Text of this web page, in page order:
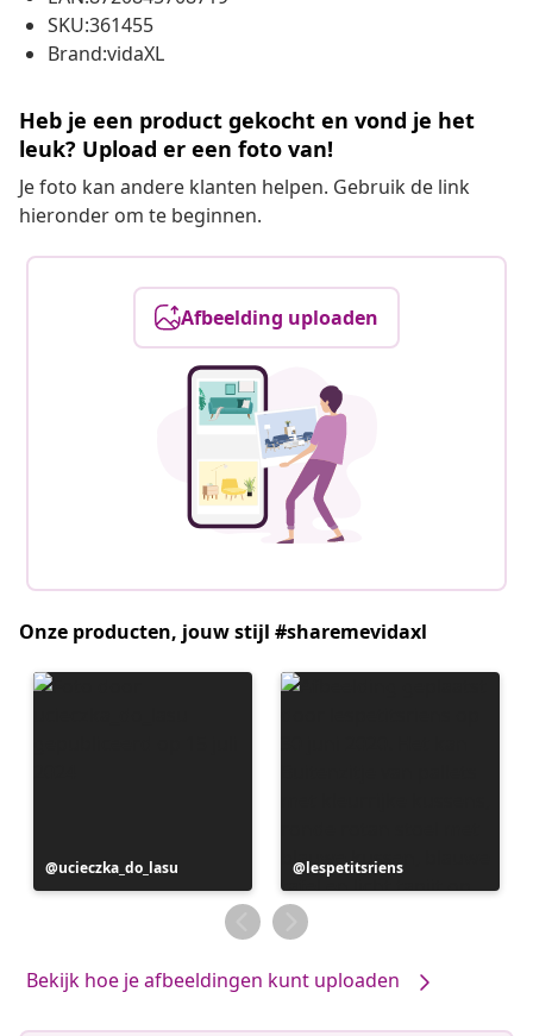
SKU:361455
Brand:vidaXL
Heb je een product gekocht en vond je het
leuk? Upload er een foto van!
Je foto kan andere klanten helpen. Gebruik de link
hieronder om te beginnen.
Afbeelding uploaden
Onze producten, jouw stijl #sharemevidaxl
Bericht
gepubliceerd
ucieczka_do_lasu
Bericht
gepubliceerd
door
lespetitsriens
Bekijk hoe je afbeeldingen kunt uploaden